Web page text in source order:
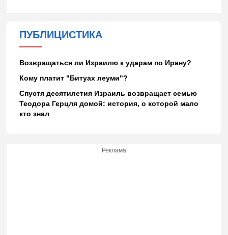
ПУБЛИЦИСТИКА
Возвращаться ли Израилю к ударам по Ирану?
Кому платит "Битуах леуми"?
Спустя десятилетия Израиль возвращает семью
Теодора Герцля домой: история, о которой мало
кто знал
Реклама